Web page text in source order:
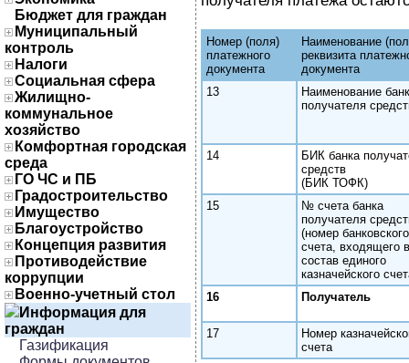
Бюджет для граждан
Муниципальный
контроль
Налоги
Социальная сфера
Жилищно-
коммунальное
хозяйство
Комфортная городская
среда
ГО ЧС и ПБ
Градостроительство
Имущество
Благоустройство
Концепция развития
Противодействие
коррупции
Военно-учетный стол
Информация для
граждан
Газификация
Номер (поля)
платежного
документа
Наименование
реквизита
документа
13
Наименование
получателя
14
БИК банка
средств
(БИК ТОФК)
15
№ счета банка
получателя
(номер банковского
счета, входящего в
состав единого
казначейского
16
Получатель
17
Номер
счета